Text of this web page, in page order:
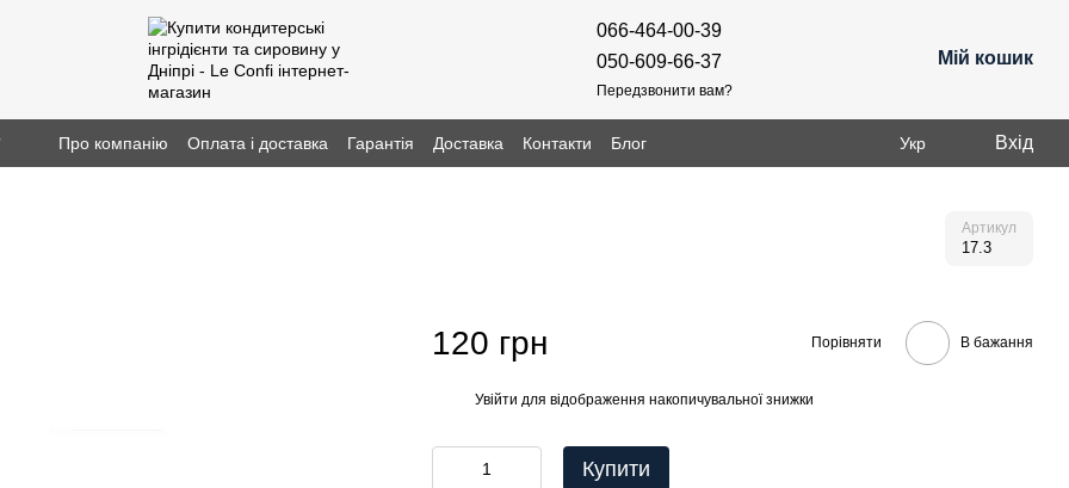
066-464-00-39
050-609-66-37
Передзвонити вам?
Мій кошик
Про компанію Оплата і доставка Гарантія Доставка Контакти Блог Укр Вхід
Артикул
17.3
120 грн Порівняти В бажання
Увійти для відображення накопичувальної знижки
Купити